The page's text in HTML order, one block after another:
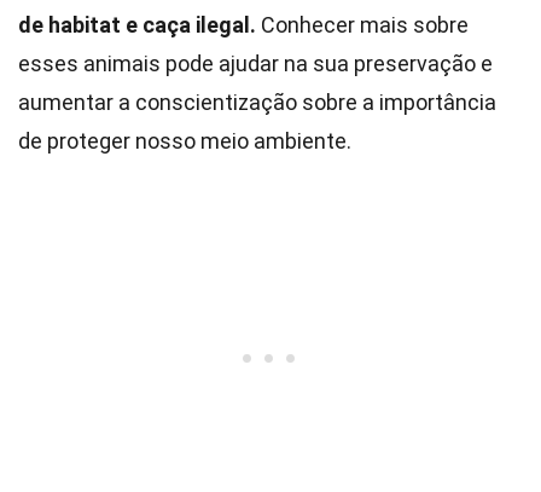
de habitat e caça ilegal. Conhecer mais sobre
esses animais pode ajudar na sua preservação e
aumentar a conscientização sobre a importância
de proteger nosso meio ambiente.